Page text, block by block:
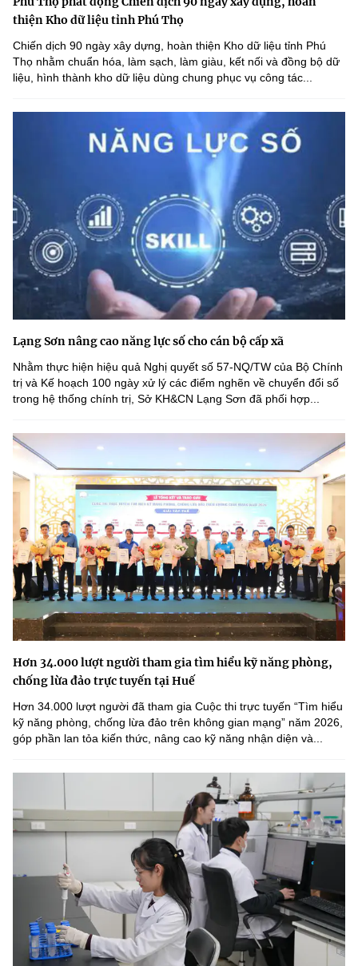
thiện Kho dữ liệu tỉnh Phú Thọ
Chiến dịch 90 ngày xây dựng, hoàn thiện Kho dữ liệu tỉnh Phú
Thọ nhằm chuẩn hóa, làm sạch, làm giàu, kết nối và đồng bộ dữ
liệu, hình thành kho dữ liệu dùng chung phục vụ công tác...
Lạng Sơn nâng cao năng lực số cho cán bộ cấp xã
Nhằm thực hiện hiệu quả Nghị quyết số 57-NQ/TW của Bộ Chính
trị và Kế hoạch 100 ngày xử lý các điểm nghẽn về chuyển đổi số
trong hệ thống chính trị, Sở KH&CN Lạng Sơn đã phối hợp...
Hơn 34.000 lượt người tham gia tìm hiểu kỹ năng phòng,
chống lừa đảo trực tuyến tại Huế
Hơn 34.000 lượt người đã tham gia Cuộc thi trực tuyến “Tìm hiểu
kỹ năng phòng, chống lừa đảo trên không gian mạng” năm 2026,
góp phần lan tỏa kiến thức, nâng cao kỹ năng nhận diện và...